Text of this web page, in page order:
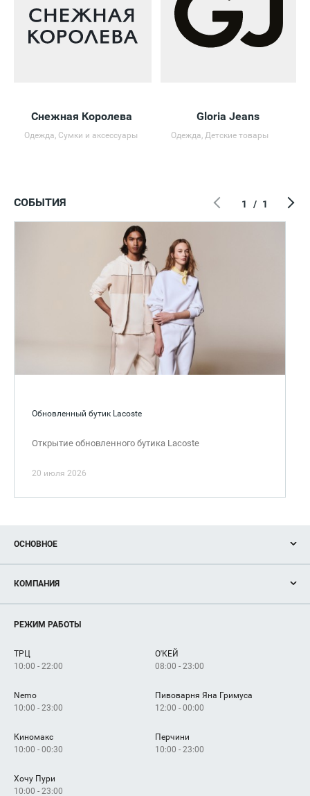
Снежная Королева
Одежда, Сумки и аксессуары
Gloria Jeans
Одежда, Детские товары
СОБЫТИЯ
Обновленный бутик Lacoste
Открытие обновленного бутика Lacoste
20 июля 2026
1 / 1
ОСНОВНОЕ
Новости
Магазины
Услуги
КОМПАНИЯ
Рекламодателям
Как добраться
РЕЖИМ РАБОТЫ
ТРЦ
10:00 - 22:00
О'КЕЙ
08:00 - 23:00
Nemo
10:00 - 23:00
Пивоварня Яна Гримуса
12:00 - 00:00
Киномакс
10:00 - 00:30
Перчини
10:00 - 23:00
Хочу Пури
10:00 - 23:00